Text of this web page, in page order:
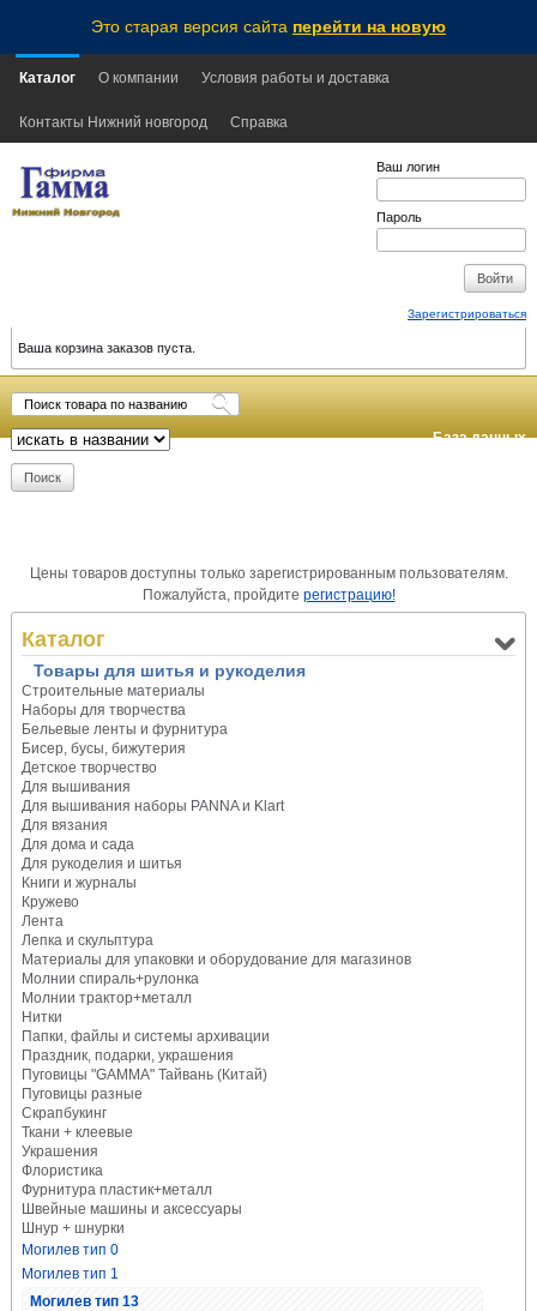
Это старая версия сайта перейти на новую
Каталог О компании Условия работы и доставка
Контакты Нижний новгород Справка
Ваш логин
Пароль
Зарегистрироваться
Ваша корзина заказов пуста.
База данных
Цены товаров доступны только зарегистрированным пользователям.
Пожалуйста, пройдите регистрацию!
Каталог
Товары для шитья и рукоделия
Строительные материалы
Наборы для творчества
Бельевые ленты и фурнитура
Бисер, бусы, бижутерия
Детское творчество
Для вышивания
Для вышивания наборы PANNA и Klart
Для вязания
Для дома и сада
Для рукоделия и шитья
Книги и журналы
Кружево
Лента
Лепка и скульптура
Материалы для упаковки и оборудование для магазинов
Молнии спираль+рулонка
Молнии трактор+металл
Нитки
Папки, файлы и системы архивации
Праздник, подарки, украшения
Пуговицы "GAMMA" Тайвань (Китай)
Пуговицы разные
Скрапбукинг
Ткани + клеевые
Украшения
Флористика
Фурнитура пластик+металл
Швейные машины и аксессуары
Шнур + шнурки
Могилев тип 0
Могилев тип 1
Могилев тип 13